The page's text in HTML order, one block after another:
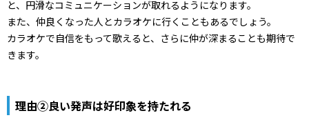
と、円滑なコミュニケーションが取れるようになります。
また、仲良くなった人とカラオケに行くこともあるでしょう。
カラオケで自信をもって歌えると、さらに仲が深まることも期待で
きます。
理由②良い発声は好印象を持たれる